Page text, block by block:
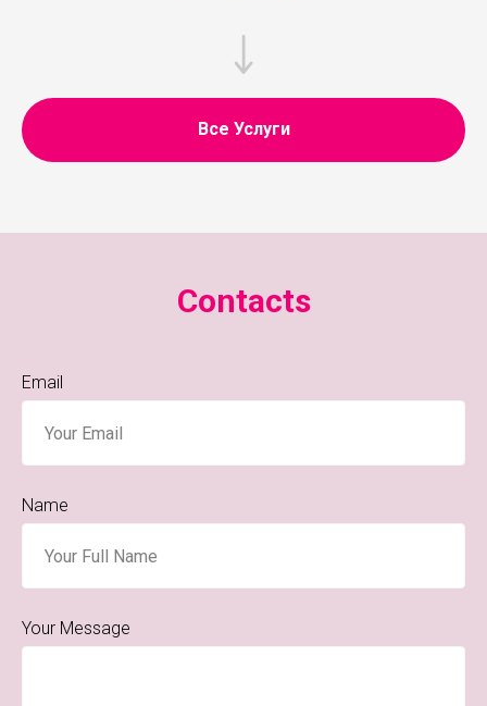
Все Услуги
Contacts
Email
Name
Your Message